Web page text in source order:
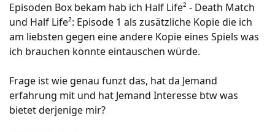
e
r
Episoden Box bekam hab ich Half Life² - Death Match
und Half Life²: Episode 1 als zusätzliche Kopie die ich
am liebsten gegen eine andere Kopie eines Spiels was
ich brauchen könnte eintauschen würde.
Frage ist wie genau funzt das, hat da Jemand
erfahrung mit und hat Jemand Interesse btw was
bietet derjenige mir?